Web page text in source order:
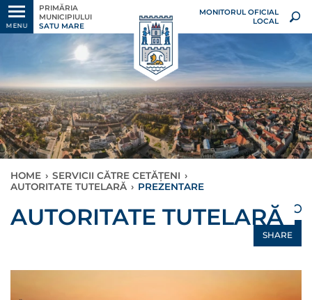
MENU
PRIMĂRIA
MUNICIPIULUI
SATU MARE
MONITORUL OFICIAL
LOCAL
HOME › SERVICII CĂTRE CETĂȚENI ›
AUTORITATE TUTELARĂ › PREZENTARE
×
AUTORITATE TUTELARĂ
SHARE